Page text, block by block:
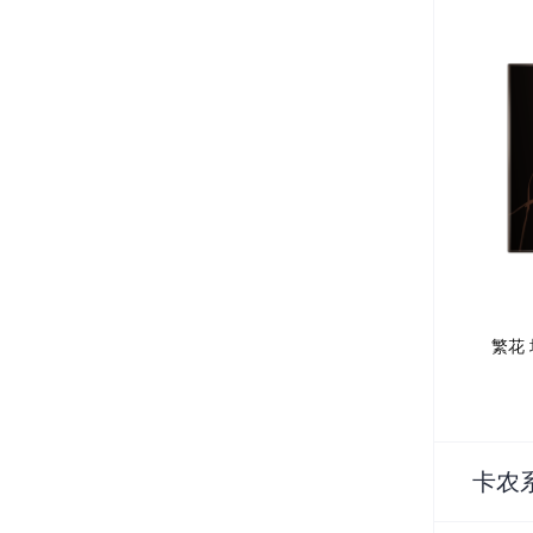
繁花
卡农